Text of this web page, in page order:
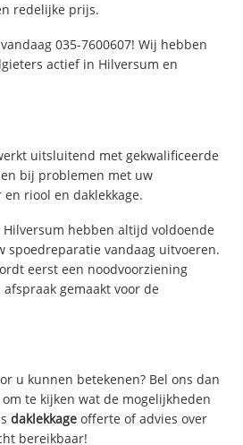
redelijke prijs.
035-7600607! Wij hebben
actief in Hilversum en
uitsluitend met gekwalificeerde
bij problemen met uw
en riool en daklekkage.
Hilversum hebben altijd voldoende
spoedreparatie vandaag uitvoeren.
eerst een noodvoorziening
gemaakt voor de
u kunnen betekenen? Bel ons dan
om te kijken wat de mogelijkheden
daklekkage offerte of advies over
bereikbaar!